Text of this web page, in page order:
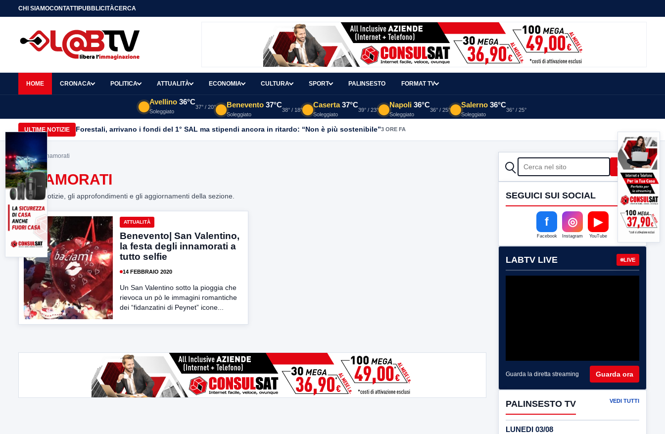
CHI SIAMOCONTATTIPUBBLICITÀCERCA
HOME CRONACA POLITICA ATTUALITÀ ECONOMIA CULTURA SPORT PALINSESTO FORMAT TV
Avellino 36°C
Soleggiato
37° / 20° Benevento 37°C
Soleggiato
38° / 18°
Caserta 37°C
Soleggiato
39° / 23°
Napoli 36°C
Soleggiato
36° / 25°
Salerno 36°C
Soleggiato
36° / 25°
ULTIME NOTIZIE Forestali, arrivano i fondi del 1° SAL ma stipendi ancora in ritardo: “Non è più sostenibile”3 ORE FA
Home> innamorati
INNAMORATI
Tutte le notizie, gli approfondimenti e gli aggiornamenti della sezione.
ATTUALITÀ
Benevento| San Valentino,
la festa degli innamorati a
tutto selfie
14 FEBBRAIO 2020
Un San Valentino sotto la pioggia che
rievoca un pò le immagini romantiche
dei “fidanzatini di Peynet” icone...
CERCA Cerca
SEGUICI SUI SOCIAL
f
Facebook
◎
Instagram
▶
YouTube
LABTV LIVE LIVE
Guarda la diretta streaming Guarda ora
PALINSESTO TV VEDI TUTTI
LUNEDI 03/08